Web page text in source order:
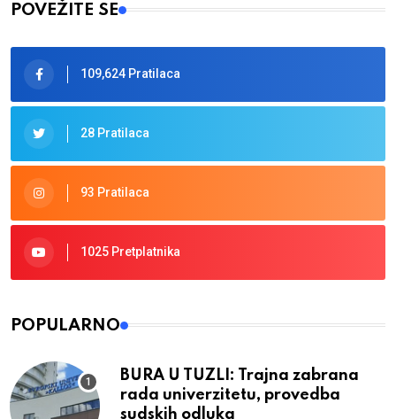
POVEŽITE SE
109,624 Pratilaca
28 Pratilaca
93 Pratilaca
1025 Pretplatnika
POPULARNO
BURA U TUZLI: Trajna zabrana
rada univerzitetu, provedba
sudskih odluka